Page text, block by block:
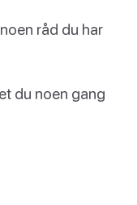
råd du har
du noen gang